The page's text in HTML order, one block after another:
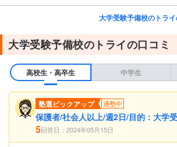
大学受験予備校のトラ
大学受験予備校のトライの口コミ
高校生・高卒生 中学生
塾選ピックアップ 通塾中
保護者/社会人以上/週2日/目的：大学
5回答日：2024年05月15日